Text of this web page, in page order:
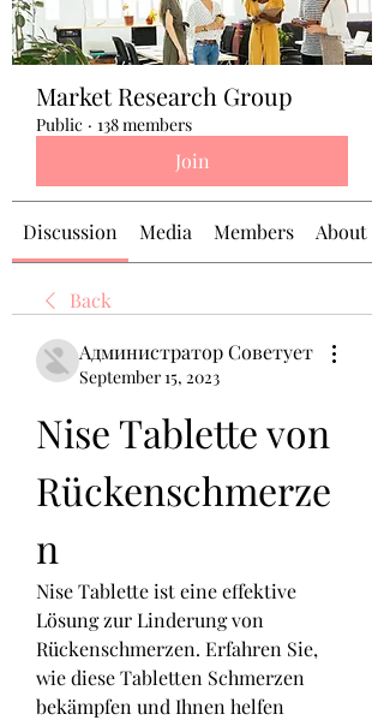
Market Research Group
Public · 138 members
Join
Discussion Media Members About
Back
Администратор Советует
September 15, 2023
Nise Tablette von
Rückenschmerze
n
Nise Tablette ist eine effektive
Lösung zur Linderung von
Rückenschmerzen. Erfahren Sie,
wie diese Tabletten Schmerzen
bekämpfen und Ihnen helfen